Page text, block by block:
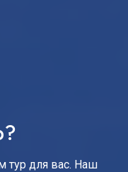
тур для вас. Наш